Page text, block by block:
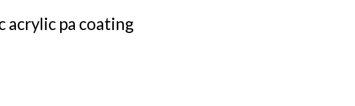
acrylic pa coating